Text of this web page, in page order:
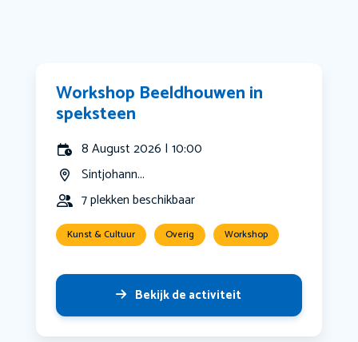
Workshop Beeldhouwen in
speksteen
8 August 2026 | 10:00
Sintjohann...
7 plekken beschikbaar
Kunst & Cultuur Overig Workshop
Bekijk de activiteit